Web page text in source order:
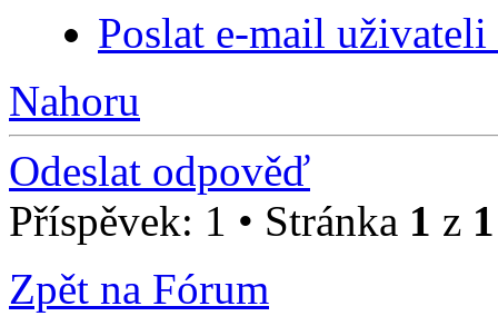
Poslat e-mail
Nahoru
Odeslat odpověď
Příspěvek: 1 • Stránka 1 z 1
Zpět na Fórum